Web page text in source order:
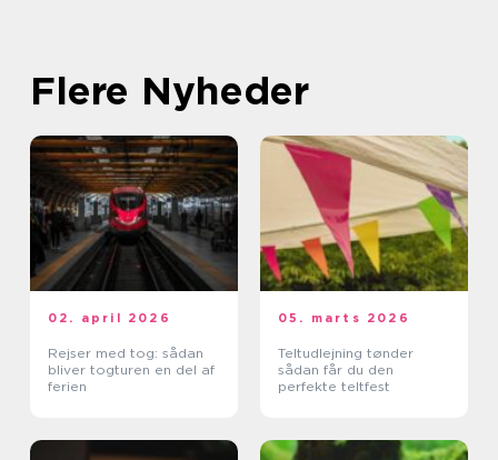
Flere Nyheder
02. april 2026
Rejser med tog: sådan
bliver togturen en del af
ferien
05. marts 2026
Teltudlejning tønder
sådan får du den
perfekte teltfest